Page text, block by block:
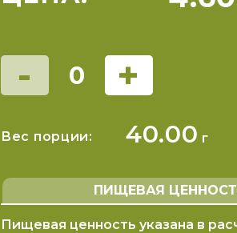
- 0 +
Вес порции: 40.00 г
ПИЩЕВАЯ
Пищевая ценность указана в